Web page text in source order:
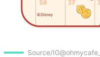
Source/